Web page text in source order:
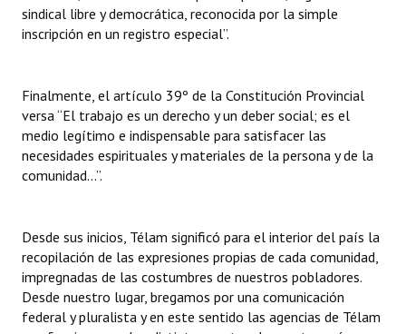
sindical libre y democrática, reconocida por la simple
inscripción en un registro especial”.
Finalmente, el artículo 39º de la Constitución Provincial
versa “El trabajo es un derecho y un deber social; es el
medio legítimo e indispensable para satisfacer las
necesidades espirituales y materiales de la persona y de la
comunidad…”.
Desde sus inicios, Télam significó para el interior del país la
recopilación de las expresiones propias de cada comunidad,
impregnadas de las costumbres de nuestros pobladores.
Desde nuestro lugar, bregamos por una comunicación
federal y pluralista y en este sentido las agencias de Télam